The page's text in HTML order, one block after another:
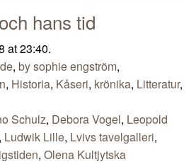
hans tid
at 23:40.
, by sophie engström,
, Historia, Kåseri, krönika, Litteratur,
Schulz, Debora Vogel, Leopold
, Ludwik Lille, Lvivs tavelgalleri,
, Olena Kultjytska